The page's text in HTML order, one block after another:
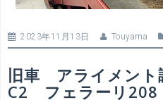
2023年11月13日 Touyama
旧車 アライメン
C2 フェラーリ208